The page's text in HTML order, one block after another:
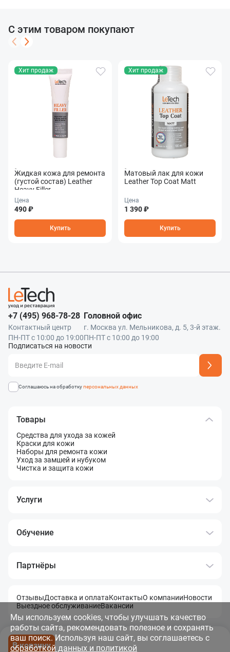
В корзину
С этим товаром покупают
Хит продаж
Жидкая кожа для ремонта
(густой состав) Leather
Heavy Filler
Цена
490 ₽
Купить
Хит продаж
Матовый лак для кожи
Leather Top Coat Matt
Цена
1 390 ₽
Купить
+7 (495) 968-78-28
Контактный центр
ПН-ПТ с 10:00 до 19:00
Головной офис
г. Москва ул. Мельникова, д. 5, 3-й этаж.
ПН-ПТ с 10:00 до 19:00
Подписаться на новости
Адрес подписки успешно добавлен
Соглашаюсь на обработкуперсональных данных
Товары
Средства для ухода за кожей
Краски для кожи
Наборы для ремонта кожи
Уход за замшей и нубуком
Чистка и защита кожи
Услуги
Обучение
Партнёры
ОтзывыДоставка и оплатаКонтактыО компанииНовости
Выездное обслуживаниеВакансии
© 2011 - 2026 OOO «Летэк» Все права защищены
Политика обработки и защита данныхПравила использования материалов сайта
Карта сайта
Мы используем cookies, чтобы улучшать качество
работы сайта, рекомендовать полезное и сохранять
ваш поиск. Используя наш сайт, вы соглашаетесь с
обработкой данных и политикой